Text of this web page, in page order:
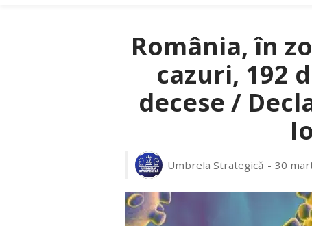
România, în
cazuri, 192
decese /
Umbrela Strategică 30